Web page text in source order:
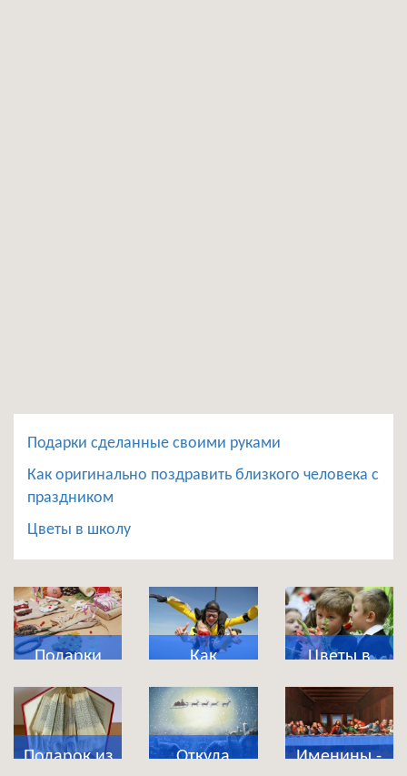
Подарки сделанные своими руками
Как оригинально поздравить близкого человека с
праздником
Цветы в школу
Подарки
сделанные
своими
руками
Как
оригинально
поздравить
близкого
человека с
Цветы в
школу
Подарок из
Откуда
Именины -